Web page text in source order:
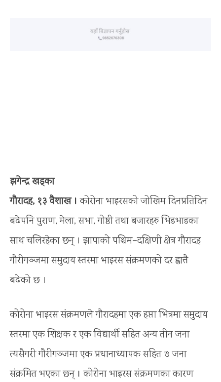
झगेन्द्र खड्का
गौरादह, १३ वैशाख । कोरोना भाइरसको जोखिम दिनप्रतिदिन
बढेपनि पुराण, मेला, सभा, गोष्ठी तथा बजारहरु भिडभाडका
साथ चलिरहेका छन् । झापाको पश्चिम–दक्षिणी क्षेत्र गौरादह
गौरीगञ्जमा समुदाय स्तरमा भाइरस संक्रमणको दर ह्वात्तै
बढेको छ ।
कोरोना भाइरस संक्रमणले गौरादहमा एक हप्ता भित्रमा समुदाय
स्तरमा एक शिक्षक र एक विद्यार्थी सहित अन्य तीन जना
त्यसैगरी गौरीगञ्जमा एक प्रधानाध्यापक सहित ७ जना
संक्रमित भएका छन् । कोरोना भाइरस संक्रमणका कारण